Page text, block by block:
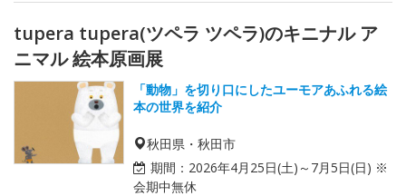
tupera tupera(ツペラ ツペラ)のキニナル ア
ニマル 絵本原画展
「動物」を切り口にしたユーモアあふれる絵
本の世界を紹介
秋田県・秋田市
期間： 2026年4月25日(土)～7月5日(日) ※
会期中無休